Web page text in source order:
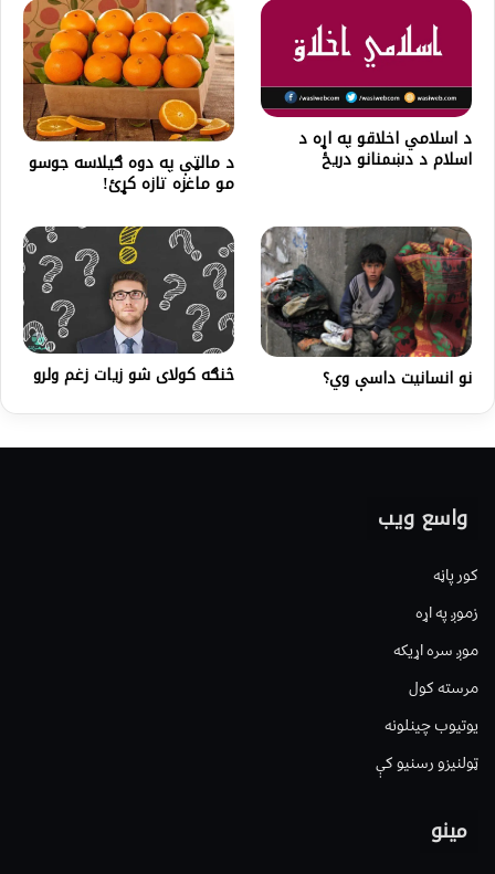
د اسلامي اخلاقو په اړه د
اسلام د دښمنانو دريځ د مالټې په دوه ګیلاسه جوسو
مو ماغزه تازه کړئ!
نو انسانیت داسې وي؟ څنګه کولای شو زیات زغم ولرو
واسع ویب
کور پاڼه
زموږ په اړه
موږ سره اړیکه
مرسته کول
یوتیوب چینلونه
ټولنیزو رسنیو کې
مینو